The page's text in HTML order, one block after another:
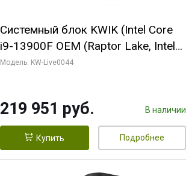
Системный блок KWIK (Intel Core
i9-13900F OEM (Raptor Lake, Intel
7, Efficient-co/ 32 ГБ ОЗУ (2
HD/ 512 ГБ SSD)
Модель: KW-Live0044
219 951 руб. В наличии
Купить Подробнее